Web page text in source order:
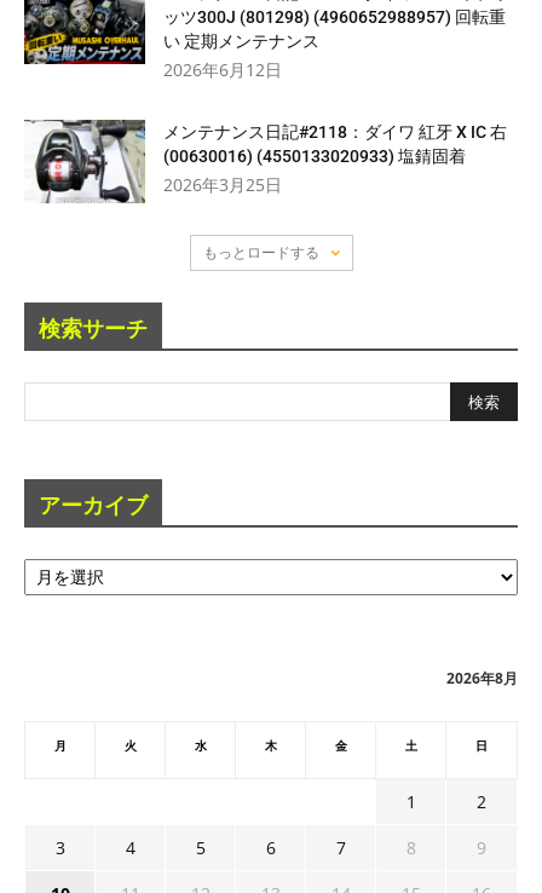
ッツ300J (801298) (4960652988957) 回転重
い 定期メンテナンス
2026年6月12日
メンテナンス日記#2118：ダイワ 紅牙 X IC 右
(00630016) (4550133020933) 塩錆固着
2026年3月25日
もっとロードする
検索サーチ
アーカイブ
ア
ー
2026年8月
月 火 水 木 金 土 日
1
2
3
4 5 6 7 8
9